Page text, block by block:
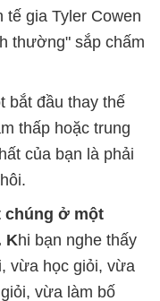
tế gia Tyler Cowen
thường" sắp chấm
bắt đầu thay thế
thấp hoặc trung
của bạn là phải
chúng ở một
Khi bạn nghe thấy
vừa học giỏi, vừa
vừa làm bố